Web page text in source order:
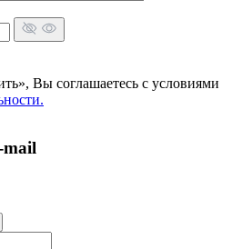
Вы соглашаетесь c условиями
mail